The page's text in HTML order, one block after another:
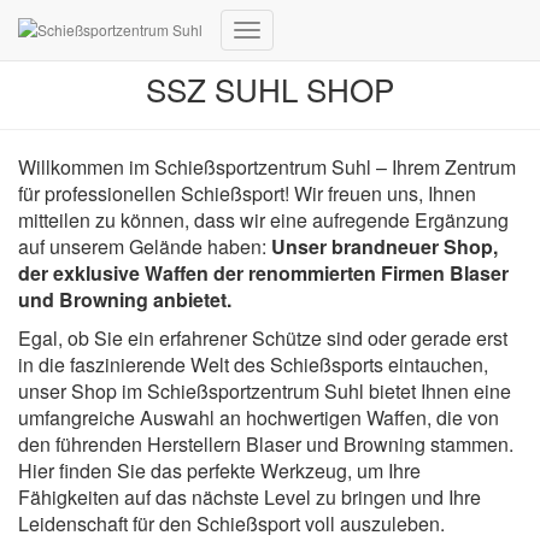
Navigation umschalten
SSZ SUHL SHOP
Willkommen im Schießsportzentrum Suhl – Ihrem Zentrum
für professionellen Schießsport! Wir freuen uns, Ihnen
mitteilen zu können, dass wir eine aufregende Ergänzung
auf unserem Gelände haben: Unser brandneuer Shop,
der exklusive Waffen der renommierten Firmen Blaser
und Browning anbietet.
Egal, ob Sie ein erfahrener Schütze sind oder gerade erst
in die faszinierende Welt des Schießsports eintauchen,
unser Shop im Schießsportzentrum Suhl bietet Ihnen eine
umfangreiche Auswahl an hochwertigen Waffen, die von
den führenden Herstellern Blaser und Browning stammen.
Hier finden Sie das perfekte Werkzeug, um Ihre
Fähigkeiten auf das nächste Level zu bringen und Ihre
Leidenschaft für den Schießsport voll auszuleben.